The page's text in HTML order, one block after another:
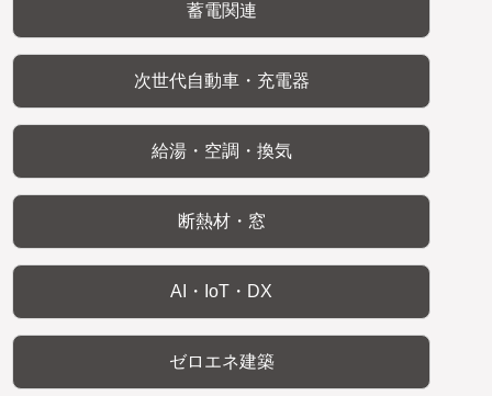
蓄電関連
次世代自動車・充電器
給湯・空調・換気
断熱材・窓
AI・IoT・DX
ゼロエネ建築